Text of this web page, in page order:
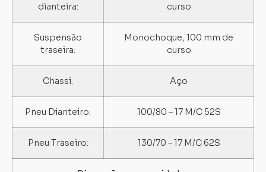
dianteira:
curso
Suspensão
traseira:
Monochoque, 100 mm de
curso
Chassi: Aço
Pneu Dianteiro: 100/80 – 17 M/C 52S
Pneu Traseiro: 130/70 – 17 M/C 62S